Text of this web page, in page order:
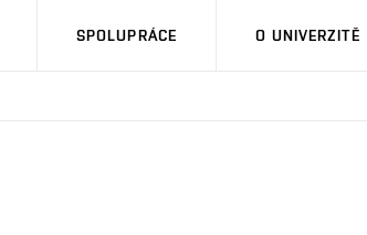
SPOLUPRÁCE O UNIVERZITĚ